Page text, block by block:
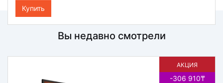
Купить
Вы недавно смотрели
АКЦИЯ
-306 910₸